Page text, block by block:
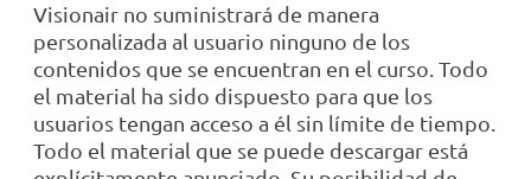
Visionair no suministrará de manera
personalizada al usuario ninguno de los
contenidos que se encuentran en el curso. Todo
el material ha sido dispuesto para que los
usuarios tengan acceso a él sin límite de tiempo.
Todo el material que se puede descargar está